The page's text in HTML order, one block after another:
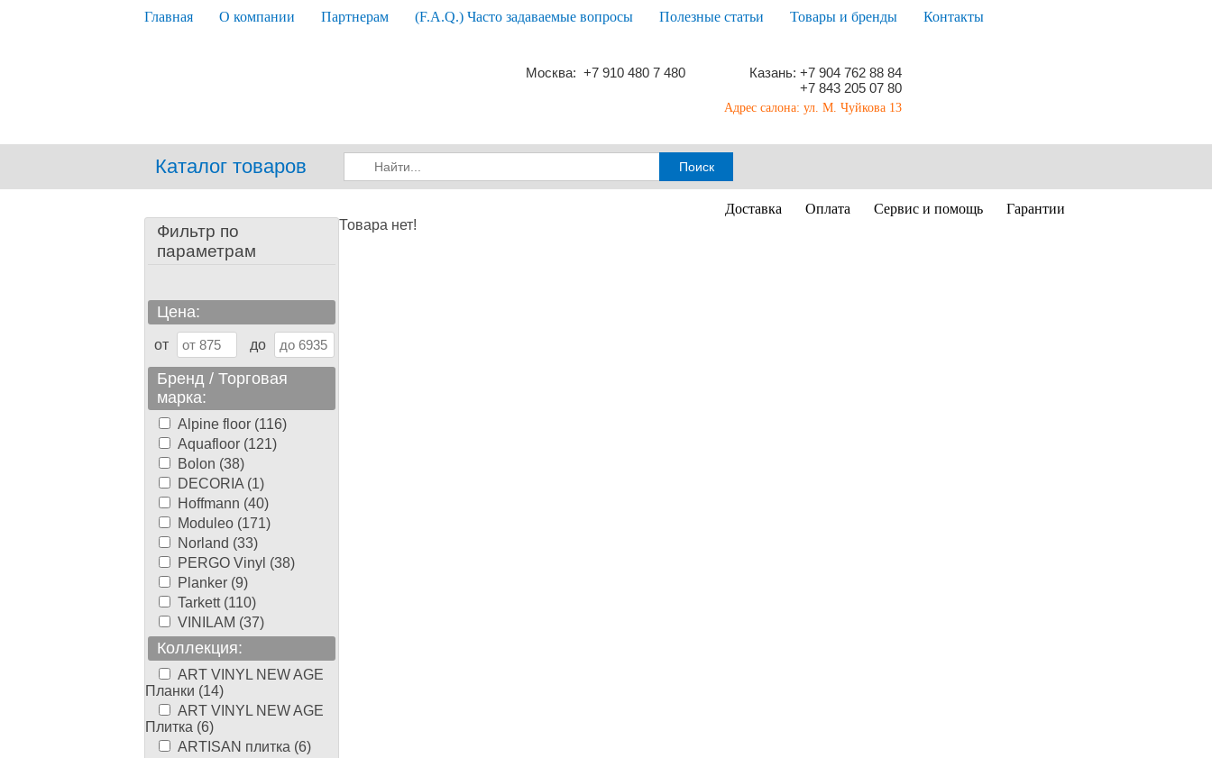
Главная О компании Партнерам (F.A.Q.) Часто задаваемые вопросы Полезные статьи Товары и бренды Контакты
Москва: +7 910 480 7 480
Казань: +7 904 762 88 84
+7 843 205 07 80
Адрес салона: ул. М. Чуйкова 13
Каталог товаров
Доставка Оплата Сервис и помощь Гарантии
Фильтр по
параметрам
Цена:
от до
Бренд / Торговая
марка:
Alpine floor (116)
Aquafloor (121)
Bolon (38)
DECORIA (1)
Hoffmann (40)
Moduleo (171)
Norland (33)
PERGO Vinyl (38)
Planker (9)
Tarkett (110)
VINILAM (37)
Коллекция:
ART VINYL NEW AGE
Планки (14)
ART VINYL NEW AGE
Плитка (6)
ARTISAN плитка (6)
Товара нет!